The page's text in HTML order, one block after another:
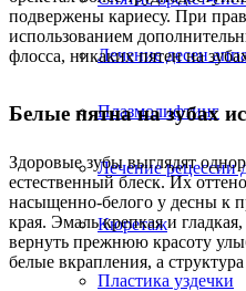
Лечение десен
Плазмолифтинг
Лечение рецессии
Кюретаж
Пластика уздечки
подвержены кариесу. При
использованием
флосса, никаких пятен на
Белые пятна на зубах
Здоровые зубы выглядят
естественный блеск. Их
насыщенно-белого у десны к
края. Эмаль крепкая и
вернуть прежнюю красоту
белые вкрапления, а